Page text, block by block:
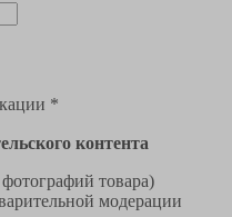
*
контента
товара)
модерации